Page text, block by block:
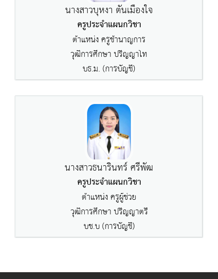
นางสาวบุหงา ตันเมืองใจ
ครูประจำแผนกวิชา
ตำแหน่ง ครูชำนาญการ
วุฒิการศึกษา ปริญญาโท
บธ.ม. (การบัญชี)
นางสาวธนารินทร์ ศรีพัฒ
ครูประจำแผนกวิชา
ตำแหน่ง ครูผู้ช่วย
วุฒิการศึกษา ปริญญาตรี
บช.บ (การบัญชี)